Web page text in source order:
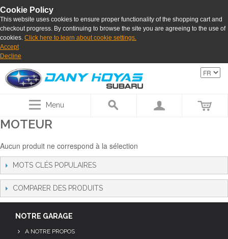
Cookie Policy
This website uses cookies to ensure proper functionality of the shopping cart and
checkout progress. By continuing to browse the site you are agreeing to the use of
cookies. Click here to learn about cookie settings.
Accept
Decline
Menu
MOTEUR
Aucun produit ne correspond à la sélection
MOTS CLÉS POPULAIRES
COMPARER DES PRODUITS
NOTRE GARAGE
A NOTRE PROPOS